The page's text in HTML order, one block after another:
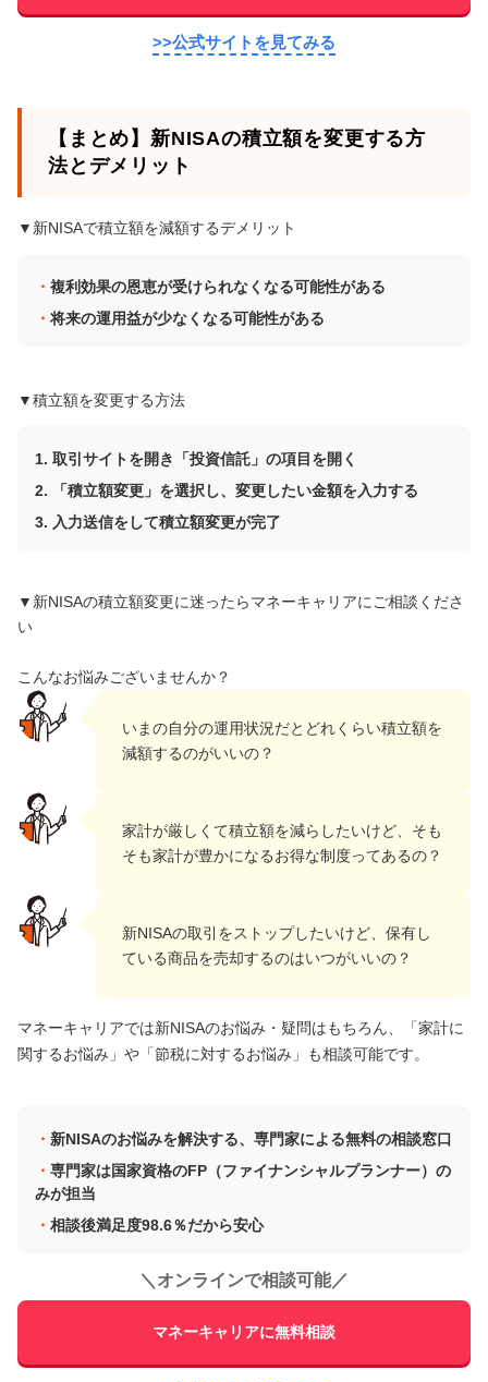
>>公式サイトを見てみる
【まとめ】新NISAの積立額を変更する方
法とデメリット
▼新NISAで積立額を減額するデメリット
複利効果の恩恵が受けられなくなる可能性がある
将来の運用益が少なくなる可能性がある
▼積立額を変更する方法
取引サイトを開き「投資信託」の項目を開く
「積立額変更」を選択し、変更したい金額を入力する
入力送信をして積立額変更が完了
▼新NISAの積立額変更に迷ったらマネーキャリアにご相談くださ
い
こんなお悩みございませんか？
いまの自分の運用状況だとどれくらい積立額を
減額するのがいいの？
家計が厳しくて積立額を減らしたいけど、そも
そも家計が豊かになるお得な制度ってあるの？
新NISAの取引をストップしたいけど、保有し
ている商品を売却するのはいつがいいの？
マネーキャリアでは新NISAのお悩み・疑問はもちろん、「家計に
関するお悩み」や「節税に対するお悩み」も相談可能です。
新NISAのお悩みを解決する、専門家による無料の相談窓口
専門家は国家資格のFP（ファイナンシャルプランナー）の
みが担当
相談後満足度98.6％だから安心
＼ オンラインで相談可能／
マネーキャリアに無料相談